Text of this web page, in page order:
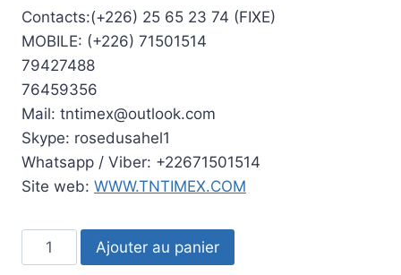
Contacts:(+226) 25 65 23 74 (FIXE)
MOBILE: (+226) 71501514
79427488
76459356
Mail: tntimex@outlook.com
Skype: rosedusahel1
Whatsapp / Viber: +22671501514
Site web: WWW.TNTIMEX.COM
quantité
de
Ajouter au panier